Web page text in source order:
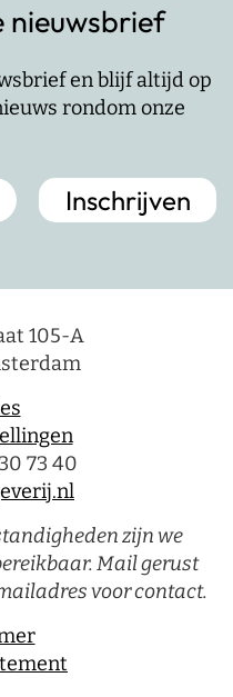
nieuwsbrief
en blijf altijd op
rondom onze
105-A
73 40
zijn we
Mail gerust
voor contact.